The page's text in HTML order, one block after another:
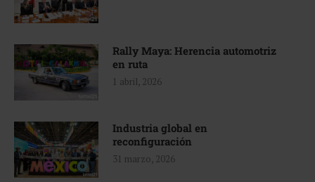
Rally Maya: Herencia automotriz
en ruta
1 abril, 2026
Industria global en
reconfiguración
31 marzo, 2026